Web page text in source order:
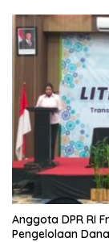
Anggota DPR RI
Pengelolaan